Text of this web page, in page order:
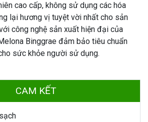
cao cấp, không sử dụng các hóa
lại hương vị tuyệt vời nhất cho sản
công nghệ sản xuất hiện đại của
Binggrae đảm bảo tiêu chuẩn
sức khỏe người sử dụng.
CAM KẾT